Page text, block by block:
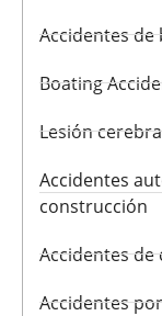
Accidentes de
Boating
Lesión
Accidentes
construcción
Accidentes de
Accidentes